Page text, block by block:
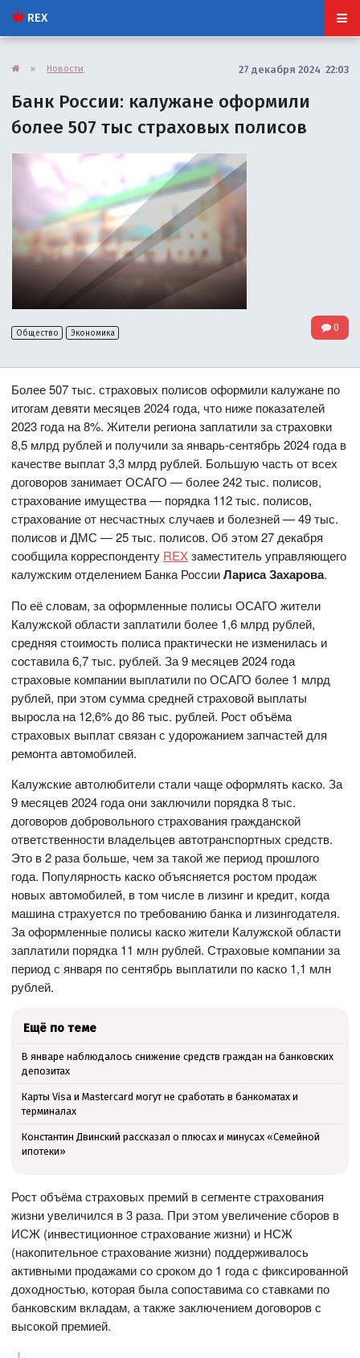
REX
» Новости 27 декабря 2024 22:03
Банк России: калужане оформили
более 507 тыс страховых полисов
Общество Экономика 0
Более 507 тыс. страховых полисов оформили калужане по
итогам девяти месяцев 2024 года, что ниже показателей
2023 года на 8%. Жители региона заплатили за страховки
8,5 млрд рублей и получили за январь-сентябрь 2024 года в
качестве выплат 3,3 млрд рублей. Большую часть от всех
договоров занимает ОСАГО — более 242 тыс. полисов,
страхование имущества — порядка 112 тыс. полисов,
страхование от несчастных случаев и болезней — 49 тыс.
полисов и ДМС — 25 тыс. полисов. Об этом 27 декабря
сообщила корреспонденту REXзаместитель управляющего
калужским отделением Банка РоссииЛариса Захарова.
По её словам, за оформленные полисы ОСАГО жители
Калужской области заплатили более 1,6 млрд рублей,
средняя стоимость полиса практически не изменилась и
составила 6,7 тыс. рублей. За 9 месяцев 2024 года
страховые компании выплатили по ОСАГО более 1 млрд
рублей, при этом сумма средней страховой выплаты
выросла на 12,6% до 86 тыс. рублей. Рост объёма
страховых выплат связан с удорожанием запчастей для
ремонта автомобилей.
Калужские автолюбители стали чаще оформлять каско. За
9 месяцев 2024 года они заключили порядка 8 тыс.
договоров добровольного страхования гражданской
ответственности владельцев автотранспортных средств.
Это в 2 раза больше, чем за такой же период прошлого
года. Популярность каско объясняется ростом продаж
новых автомобилей, в том числе в лизинг и кредит, когда
машина страхуется по требованию банка и лизингодателя.
За оформленные полисы каско жители Калужской области
заплатили порядка 11 млн рублей. Страховые компании за
период с января по сентябрь выплатили по каско 1,1 млн
рублей.
Ещё по теме
В январе наблюдалось снижение средств граждан на банковских
депозитах
Карты Visa и Mastercard могут не сработать в банкоматах и
терминалах
Константин Двинский рассказал о плюсах и минусах «Семейной
ипотеки»
Рост объёма страховых премий в сегменте страхования
жизни увеличился в 3 раза. При этом увеличение сборов в
ИСЖ (инвестиционное страхование жизни) и НСЖ
(накопительное страхование жизни) поддерживалось
активными продажами со сроком до 1 года с фиксированной
доходностью, которая была сопоставима со ставками по
банковским вкладам, а также заключением договоров с
высокой премией.